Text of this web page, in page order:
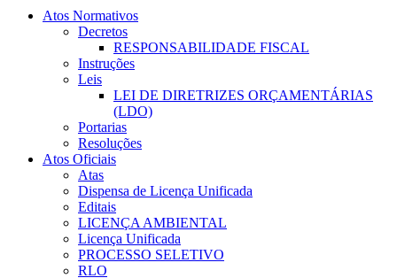
Atos Normativos
Decretos
RESPONSABILIDADE FISCAL
Instruções
Leis
LEI DE DIRETRIZES ORÇAMENTÁRIAS
(LDO)
Portarias
Resoluções
Atos Oficiais
Atas
Dispensa de Licença Unificada
Editais
LICENÇA AMBIENTAL
Licença Unificada
PROCESSO SELETIVO
RLO